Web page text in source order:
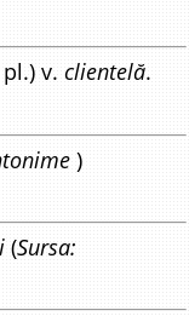
pl.) v.clientelă.
)
(Sursa: